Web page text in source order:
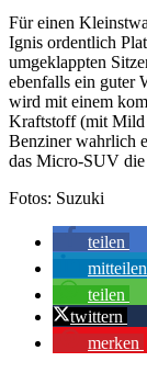
Für einen
Ignis ordentlich
umgeklappten
ebenfalls ein guter
wird mit einem
Kraftstoff (mit Mild
Benziner wahrlich
das Micro-SUV
Fotos: Suzuki
teilen
mitteilen
teilen
twittern
merken